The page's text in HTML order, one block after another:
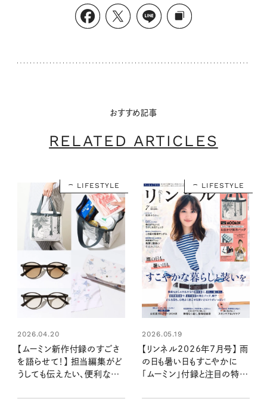
おすすめ記事
RELATED ARTICLES
LIFESTYLE
2026.04.20
【ムーミン新作付録のすごさ
を語らせて！】 担当編集がど
うしても伝えたい、便利な使
ンネル最新号
LIFESTYLE
2026.05.19
【リンネル2026年7月号】 雨
の日も暑い日もすこやかに
「ムーミン」付録と注目の特集
売7月号・7月号増刊